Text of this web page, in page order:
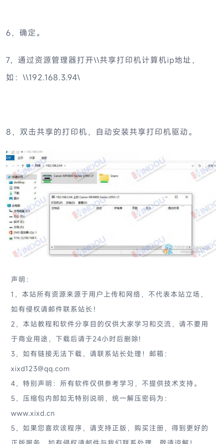
6，确定。
7，通过资源管理器打开\\共享打印机计算机ip地址，
如：\\192.168.3.94\
8，双击共享的打印机，自动安装共享打印机驱动。
声明：
1，本站所有资源来源于用户上传和网络，不代表本站立场，
如有侵权请邮件联系站长！
2，本站教程和软件分享目的仅供大家学习和交流，请不要用
于商业用途，下载后请于24小时后删除!
3，如有链接无法下载，请联系站长处理！邮箱：
xixd123@qq.com
4，特别声明：所有软件仅供参考学习，不提供技术支持。
5，压缩包内部如无特别说明，统一解压密码为：
www.xixd.cn
5，如果您喜欢该程序，请支持正版，购买注册，得到更好的